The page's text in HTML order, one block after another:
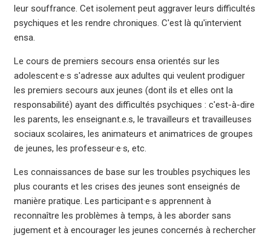
leur souffrance. Cet isolement peut aggraver leurs difficultés
psychiques et les rendre chroniques. C'est là qu'intervient
ensa.
Le cours de premiers secours ensa orientés sur les
adolescent·e·s s'adresse aux adultes qui veulent prodiguer
les premiers secours aux jeunes (dont ils et elles ont la
responsabilité) ayant des difficultés psychiques : c'est-à-dire
les parents, les enseignant.e.s, le travailleurs et travailleuses
sociaux scolaires, les animateurs et animatrices de groupes
de jeunes, les professeur·e·s, etc.
Les connaissances de base sur les troubles psychiques les
plus courants et les crises des jeunes sont enseignés de
manière pratique. Les participant·e·s apprennent à
reconnaître les problèmes à temps, à les aborder sans
jugement et à encourager les jeunes concernés à rechercher